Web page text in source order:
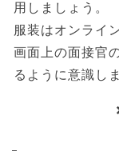
用しましょう。
服装はオンライ
画面上の面接官
るように意識し